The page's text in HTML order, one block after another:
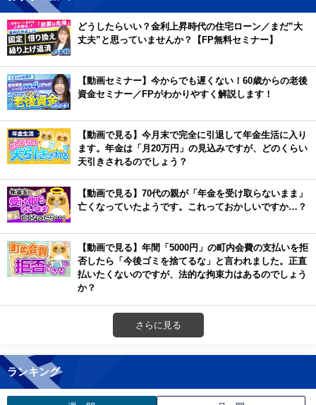
どうしたらいい？金利上昇時代の住宅ローン／まだ”大
丈夫”と思っていませんか？【FP無料セミナー】
【動画セミナー】今からでも遅くない！60歳からの老後
資金セミナー／FPがわかりやすく解説します！
【動画で見る】今月末で完全に引退して年金生活に入り
ます。年金は「月20万円」の見込みですが、どのくらい
天引きされるのでしょう？
【動画で見る】70代の親が「年金を受け取らないまま」
亡くなっていたようです。これっておかしいですか…？
【動画で見る】年間「5000円」の町内会費の支払いを拒
否したら「今後ゴミを捨てるな」と言われました。正直
払いたくないのですが、法的な拘束力はあるのでしょう
か？
さらに見る
ランキング